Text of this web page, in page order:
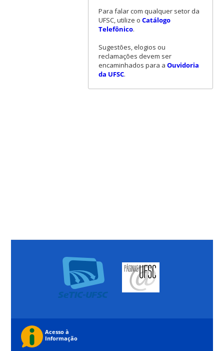
Para falar com qualquer setor da
UFSC, utilize o Catálogo
Telefônico.
Sugestões, elogios ou
reclamações devem ser
encaminhados para a Ouvidoria
da UFSC.